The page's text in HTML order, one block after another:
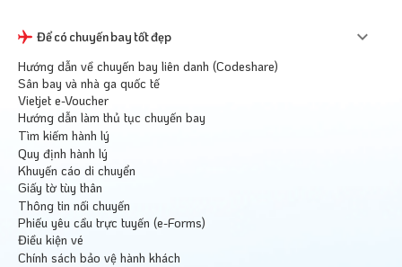
Để có chuyến bay tốt đẹp
Hướng dẫn về chuyến bay liên danh (Codeshare)
Sân bay và nhà ga quốc tế
Vietjet e-Voucher
Hướng dẫn làm thủ tục chuyến bay
Tìm kiếm hành lý
Quy định hành lý
Khuyến cáo di chuyển
Giấy tờ tùy thân
Thông tin nối chuyến
Phiếu yêu cầu trực tuyến (e-Forms)
Điều kiện vé
Chính sách bảo vệ hành khách